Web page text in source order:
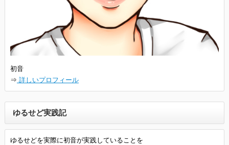
初音
⇒ 詳しいプロフィール
ゆるせど実践記
ゆるせどを実際に初音が実践していることを